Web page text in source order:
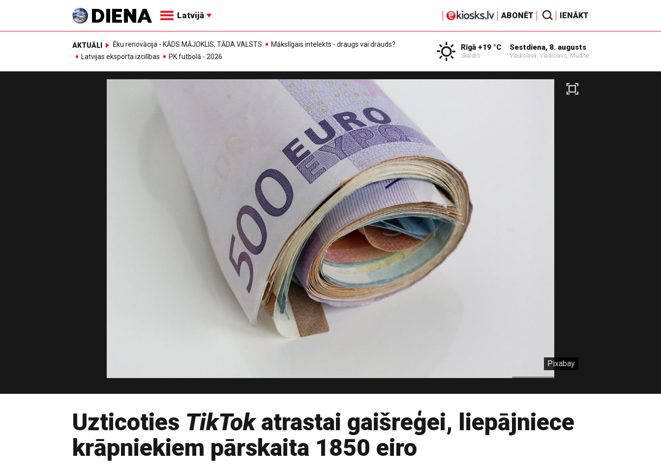
Latvijā ABONĒT IENĀKT
AKTUĀLI Ēku renovācija - KĀDS MĀJOKLIS, TĀDA VALSTS
Mākslīgais intelekts - draugs vai drauds?
Latvijas eksporta izcilības
PK futbolā - 2026
Rīgā +19 °C
Skaidrs
Sestdiena, 8. augusts
Vladislava, Vladislavs, Mudīte
Pixabay
Uzticoties TikTokatrastai gaišreģei, liepājniece
krāpniekiem pārskaita 1850 eiro